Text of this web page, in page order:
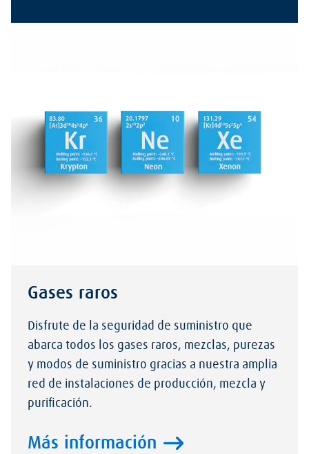
Gases raros
Disfrute de la seguridad de suministro que
abarca todos los gases raros, mezclas, purezas
y modos de suministro gracias a nuestra amplia
red de instalaciones de producción, mezcla y
purificación.
Más información